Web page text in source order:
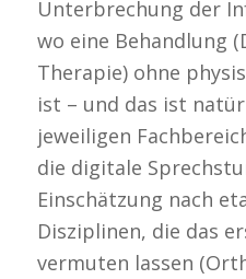
Unterbrechung der
wo eine Behandlung
Therapie) ohne
ist – und das ist
jeweiligen
die digitale
Einschätzung nach
Disziplinen, die das
vermuten lassen